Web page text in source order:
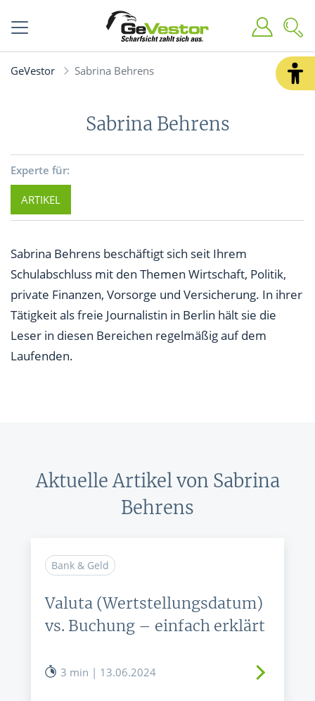
GeVestor Sabrina Behrens
Sabrina Behrens
Experte für:
ARTIKEL
Sabrina Behrens beschäftigt sich seit Ihrem
Schulabschluss mit den Themen Wirtschaft, Politik,
private Finanzen, Vorsorge und Versicherung. In ihrer
Tätigkeit als freie Journalistin in Berlin hält sie die
Leser in diesen Bereichen regelmäßig auf dem
Laufenden.
Aktuelle Artikel von Sabrina
Behrens
Bank & Geld
Valuta (Wertstellungsdatum)
vs. Buchung – einfach erklärt
3 min | 13.06.2024